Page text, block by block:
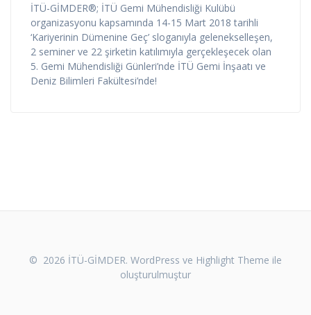
İTÜ-GİMDER®; İTÜ Gemi Mühendisliği Kulübü
organizasyonu kapsamında 14-15 Mart 2018 tarihli
‘Kariyerinin Dümenine Geç’ sloganıyla gelenekselleşen,
2 seminer ve 22 şirketin katılımıyla gerçekleşecek olan
5. Gemi Mühendisliği Günleri’nde İTÜ Gemi İnşaatı ve
Deniz Bilimleri Fakültesi’nde!
© 2026 İTÜ-GİMDER. WordPress ve Highlight Theme ile
oluşturulmuştur